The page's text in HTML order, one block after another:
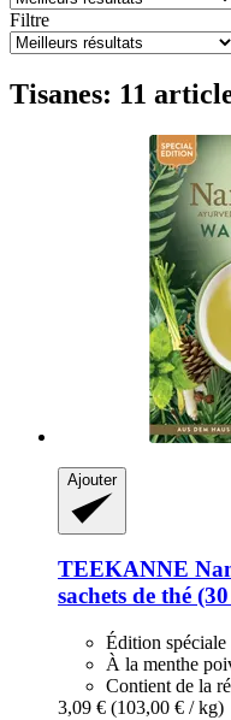
Filtre
Tisanes: 11
Ajouter
TEEKANNE
sachets de thé
Édition spéciale
À la menthe
Contient de la
3,09 € (103,00 € / kg)